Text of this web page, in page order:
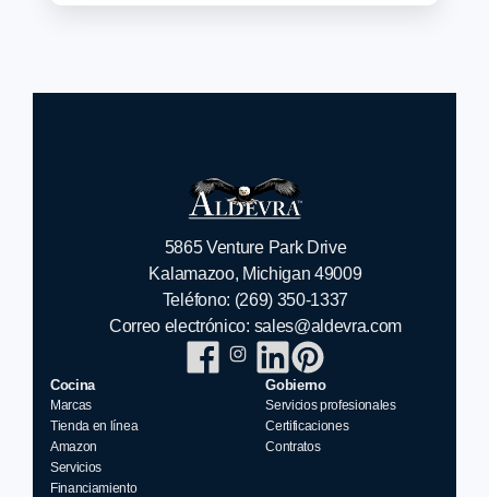
5865 Venture Park Drive
Kalamazoo, Michigan 49009
Teléfono: (269) 350-1337
Correo electrónico: sales@aldevra.com
Cocina
Marcas
Tienda en línea
Amazon
Servicios
Financiamiento
Gobierno
Servicios profesionales
Certificaciones
Contratos